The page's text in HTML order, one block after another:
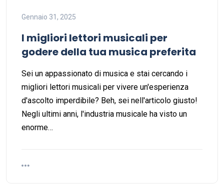
Gennaio 31, 2025
I migliori lettori musicali per
godere della tua musica preferita
Sei un appassionato di musica e stai cercando i
migliori lettori musicali per vivere un'esperienza
d'ascolto imperdibile? Beh, sei nell'articolo giusto!
Negli ultimi anni, l'industria musicale ha visto un
enorme…